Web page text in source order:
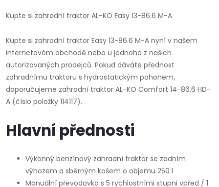
Kupte si zahradní traktor AL-KO Easy 13-86.6 M-A
Kupte si zahradní traktor Easy 13-86.6 M-A nyní v našem
internetovém obchodě nebo u jednoho z našich
autorizovaných prodejců. Pokud dáváte přednost
zahradnímu traktoru s hydrostatickým pohonem,
doporučujeme zahradní traktor AL-KO Comfort 14-86.6 HD-
A (číslo položky 114117).
Hlavní přednosti
Výkonný benzínový zahradní traktor se zadním
výhozem a sběrným košem o objemu 250 l
Manuální převodovka s 5 rychlostními stupni vpřed / 1